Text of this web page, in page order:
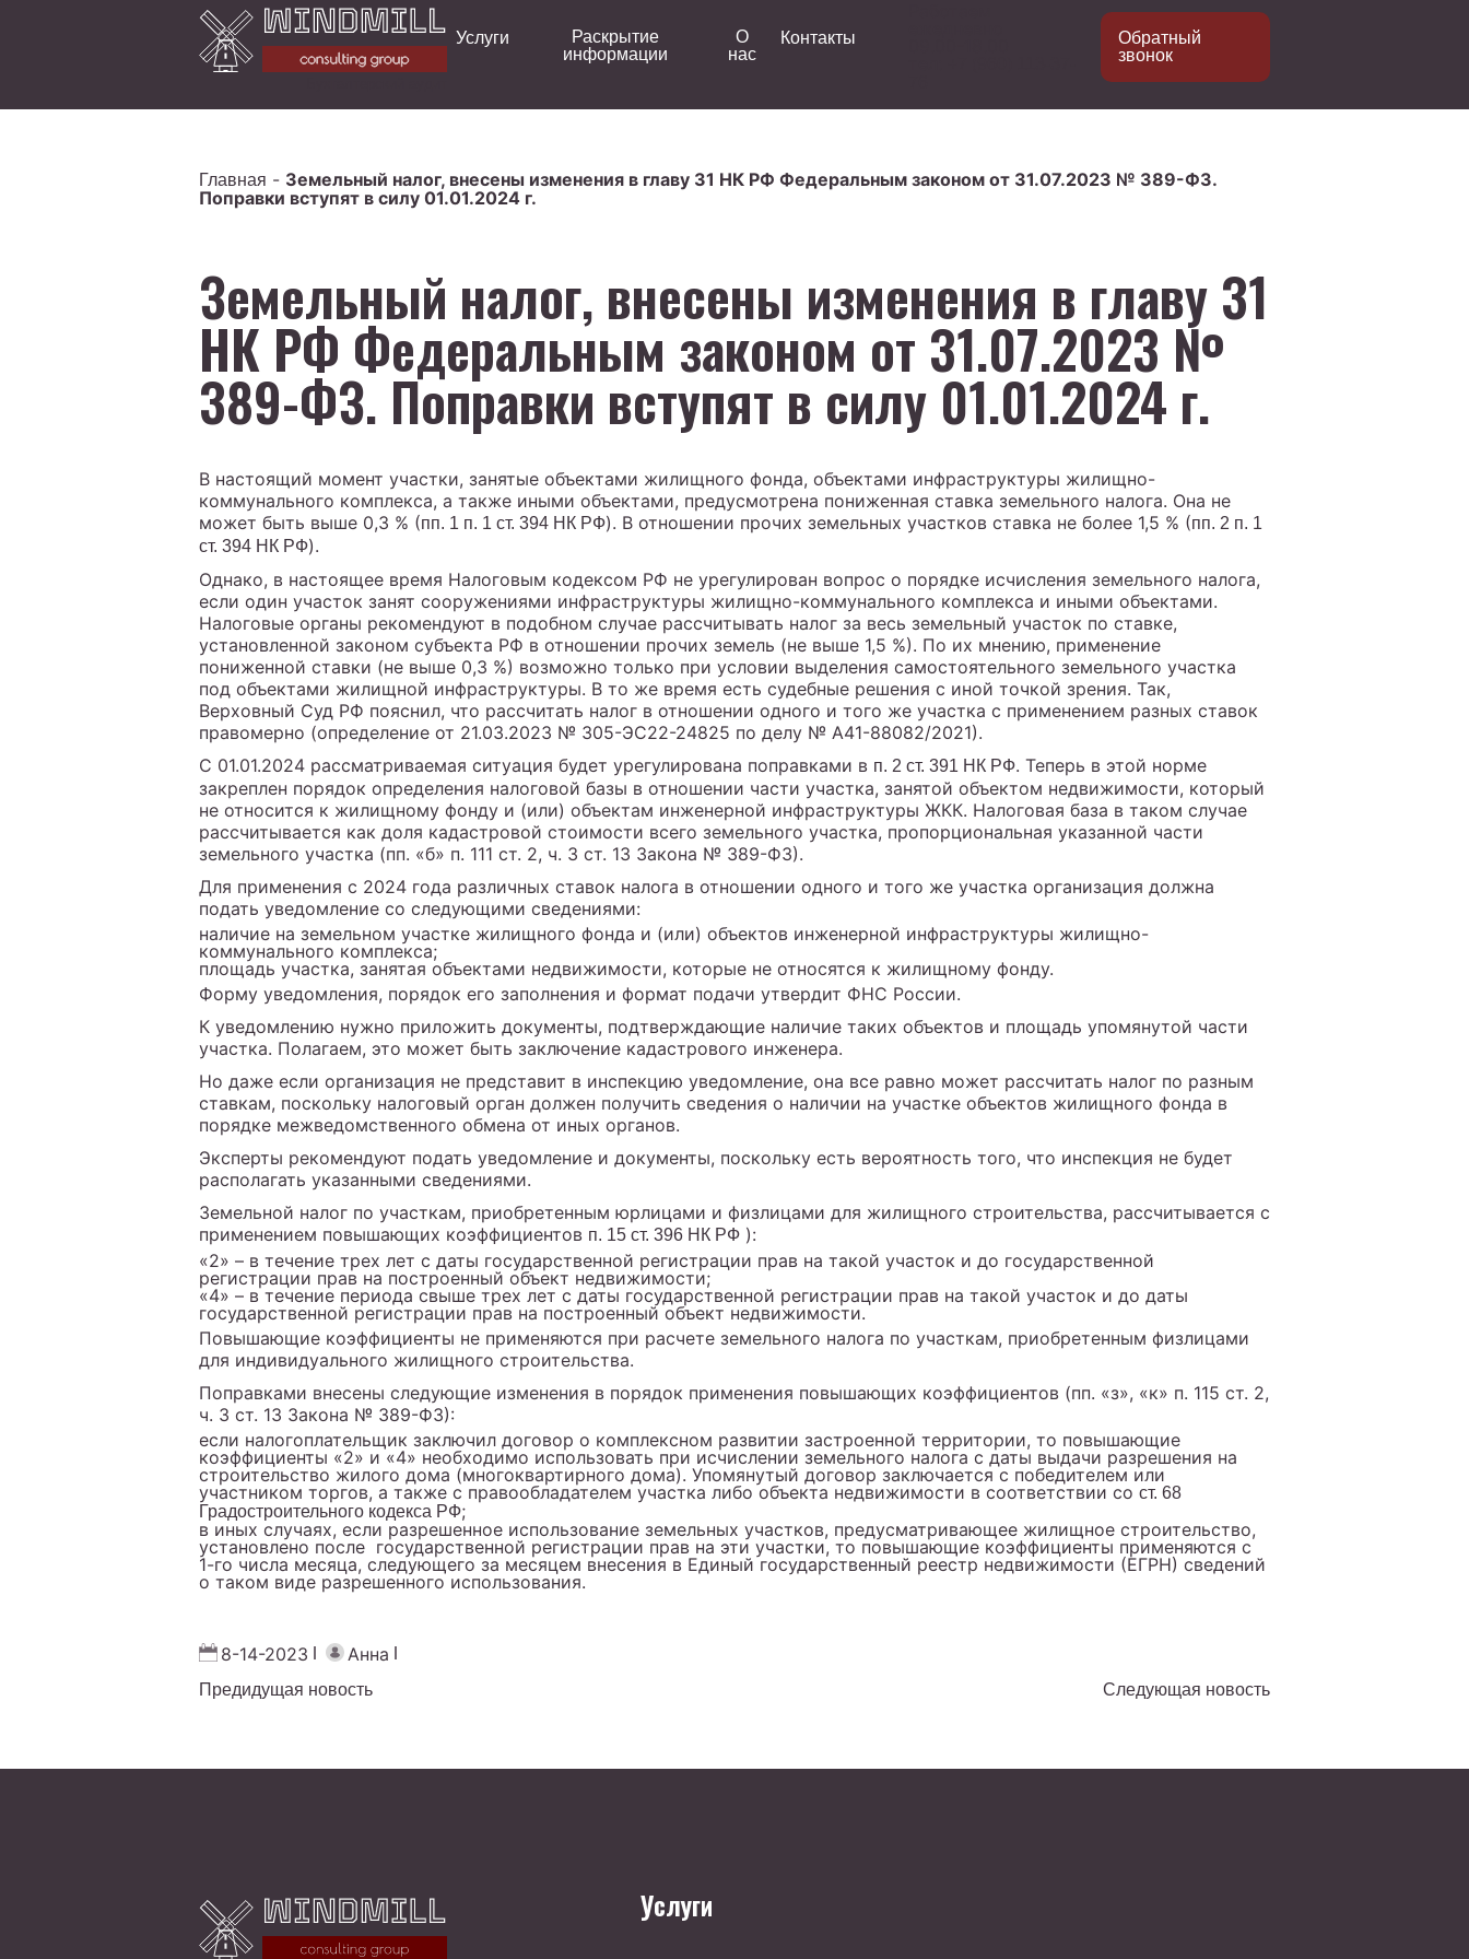
Услуги
Раскрытие
информации
О
нас
Контакты
Обратный
звонок
Главная - Земельный налог, внесены изменения в главу 31 НК РФ Федеральным законом от 31.07.2023 № 389-ФЗ.
Поправки вступят в силу 01.01.2024 г.
Земельный налог, внесены изменения в главу 31
НК РФ Федеральным законом от 31.07.2023 №
389-ФЗ. Поправки вступят в силу 01.01.2024 г.
В настоящий момент участки, занятые объектами жилищного фонда, объектами инфраструктуры жилищно-
коммунального комплекса, а также иными объектами, предусмотрена пониженная ставка земельного налога. Она не
может быть выше 0,3 % (пп. 1 п. 1 ст. 394 НК РФ). В отношении прочих земельных участков ставка не более 1,5 % (пп. 2 п. 1
ст. 394 НК РФ).
Однако, в настоящее время Налоговым кодексом РФ не урегулирован вопрос о порядке исчисления земельного налога,
если один участок занят сооружениями инфраструктуры жилищно-коммунального комплекса и иными объектами.
Налоговые органы рекомендуют в подобном случае рассчитывать налог за весь земельный участок по ставке,
установленной законом субъекта РФ в отношении прочих земель (не выше 1,5 %). По их мнению, применение
пониженной ставки (не выше 0,3 %) возможно только при условии выделения самостоятельного земельного участка
под объектами жилищной инфраструктуры. В то же время есть судебные решения с иной точкой зрения. Так,
Верховный Суд РФ пояснил, что рассчитать налог в отношении одного и того же участка с применением разных ставок
правомерно (определение от 21.03.2023 № 305-ЭС22-24825 по делу № А41-88082/2021).
С 01.01.2024 рассматриваемая ситуация будет урегулирована поправками в п. 2 ст. 391 НК РФ. Теперь в этой норме
закреплен порядок определения налоговой базы в отношении части участка, занятой объектом недвижимости, который
не относится к жилищному фонду и (или) объектам инженерной инфраструктуры ЖКК. Налоговая база в таком случае
рассчитывается как доля кадастровой стоимости всего земельного участка, пропорциональная указанной части
земельного участка (пп. «б» п. 111 ст. 2, ч. 3 ст. 13 Закона № 389-ФЗ).
Для применения с 2024 года различных ставок налога в отношении одного и того же участка организация должна
подать уведомление со следующими сведениями:
наличие на земельном участке жилищного фонда и (или) объектов инженерной инфраструктуры жилищно-
коммунального комплекса;
площадь участка, занятая объектами недвижимости, которые не относятся к жилищному фонду.
Форму уведомления, порядок его заполнения и формат подачи утвердит ФНС России.
К уведомлению нужно приложить документы, подтверждающие наличие таких объектов и площадь упомянутой части
участка. Полагаем, это может быть заключение кадастрового инженера.
Но даже если организация не представит в инспекцию уведомление, она все равно может рассчитать налог по разным
ставкам, поскольку налоговый орган должен получить сведения о наличии на участке объектов жилищного фонда в
порядке межведомственного обмена от иных органов.
Эксперты рекомендуют подать уведомление и документы, поскольку есть вероятность того, что инспекция не будет
располагать указанными сведениями.
Земельной налог по участкам, приобретенным юрлицами и физлицами для жилищного строительства, рассчитывается с
применением повышающих коэффициентов п. 15 ст. 396 НК РФ ):
«2» – в течение трех лет с даты государственной регистрации прав на такой участок и до государственной
регистрации прав на построенный объект недвижимости;
«4» – в течение периода свыше трех лет с даты государственной регистрации прав на такой участок и до даты
государственной регистрации прав на построенный объект недвижимости.
Повышающие коэффициенты не применяются при расчете земельного налога по участкам, приобретенным физлицами
для индивидуального жилищного строительства.
Поправками внесены следующие изменения в порядок применения повышающих коэффициентов (пп. «з», «к» п. 115 ст. 2,
ч. 3 ст. 13 Закона № 389-ФЗ):
если налогоплательщик заключил договор о комплексном развитии застроенной территории, то повышающие
коэффициенты «2» и «4» необходимо использовать при исчислении земельного налога с даты выдачи разрешения на
строительство жилого дома (многоквартирного дома). Упомянутый договор заключается с победителем или
участником торгов, а также с правообладателем участка либо объекта недвижимости в соответствии со ст. 68
Градостроительного кодекса РФ;
в иных случаях, если разрешенное использование земельных участков, предусматривающее жилищное строительство,
установлено после государственной регистрации прав на эти участки, то повышающие коэффициенты применяются с
1-го числа месяца, следующего за месяцем внесения в Единый государственный реестр недвижимости (ЕГРН) сведений
о таком виде разрешенного использования.
8-14-2023 Анна
Предидущая новость Следующая новость
Услуги